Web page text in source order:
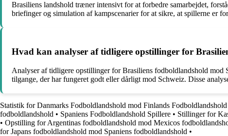
Brasiliens landshold træner intensivt for at forbedre samarbejdet,
briefinger og simulation af kampscenarier for at sikre, at spillerne er
Hvad kan analyser af tidligere opstillinger for
Analyser af tidligere opstillinger for Brasiliens fodboldlandshold mod
tilgange, der har fungeret godt eller dårligt mod Schweiz. Disse
Statistik for Danmarks Fodboldlandshold mod Finlands Fodboldlandshold
fodboldlandshold • Spaniens Fodboldlandshold Spillere • Stillinger for
• Opstilling for Argentinas fodboldlandshold mod Mexicos
for Japans fodboldlandshold mod Spaniens fodboldlandshold •